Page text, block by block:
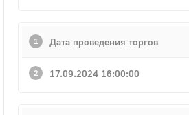
Дата проведения торгов
17.09.2024 16:00:00